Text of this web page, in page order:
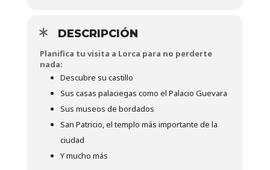
DESCRIPCIÓN
Planifica tu visita a Lorca para no perderte
nada:
Descubre su castillo
Sus casas palaciegas como el Palacio Guevara
Sus museos de bordados
San Patricio, el templo más importante de la
ciudad
Y mucho más